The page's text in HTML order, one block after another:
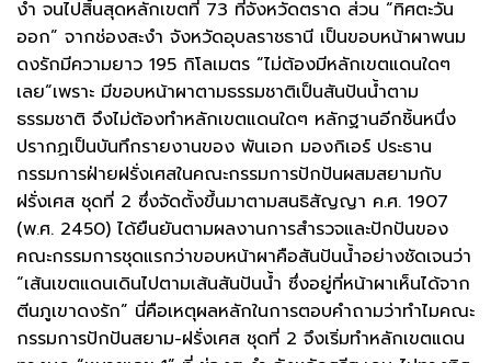
งำ จนไปสิ้นสุดหลักเขตที่ 73 ที่จังหวัดตราด ส่วน “ทิศตะวัน
ออก” จากช่องสะงำ จังหวัดอุบลราชธานี เป็นขอบหน้าผาพนม
ดงรักมีความยาว 195 กิโลเมตร “ไม่ต้องมีหลักเขตแดนใดๆ
เลย“เพราะ มีขอบหน้าผาตามธรรมชาติเป็นสันปันน้ำตาม
ธรรมชาติ จึงไม่ต้องทำหลักเขตแดนใดๆ หลักฐานอีกชิ้นหนึ่ง
ปรากฏเป็นบันทึกรายงานของ พันเอก มองกิเอร์ ประธาน
กรรมการฝ่ายฝรั่งเศสในคณะกรรมการปักปันผสมสยามกับ
ฝรั่งเศส ชุดที่ 2 ซึ่งจัดตั้งขึ้นมาตามสนธิสัญญา ค.ศ. 1907
(พ.ศ. 2450) ได้ยืนยันตามผลงานการสำรวจและปักปันของ
คณะกรรมการชุดแรกว่าขอบหน้าผาคือสันปันน้ำอย่างชัดเจนว่า
“เส้นเขตแดนเดินไปตามเส้นสันปันน้ำ ซึ่งอยู่ที่หน้าผาเห็นได้จาก
ตีนภูเขาดงรัก” นี่คือเหตุผลหลักในการตอบคำถามว่าทำไมคณะ
กรรมการปักปันสยาม-ฝรั่งเศส ชุดที่ 2 จึงเริ่มทำหลักเขตแดน